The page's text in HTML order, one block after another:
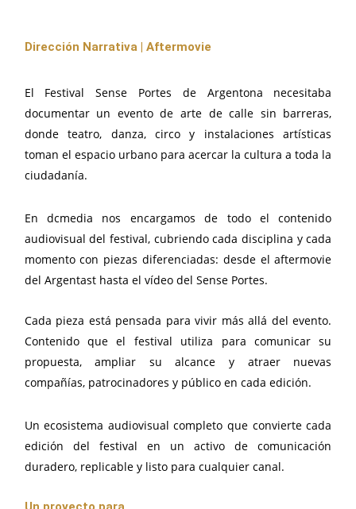
Dirección Narrativa | Aftermovie
El Festival Sense Portes de Argentona necesitaba
documentar un evento de arte de calle sin barreras,
donde teatro, danza, circo y instalaciones artísticas
toman el espacio urbano para acercar la cultura a toda la
ciudadanía.
En dcmedia nos encargamos de todo el contenido
audiovisual del festival, cubriendo cada disciplina y cada
momento con piezas diferenciadas: desde el aftermovie
del Argentast hasta el vídeo del Sense Portes.
Cada pieza está pensada para vivir más allá del evento.
Contenido que el festival utiliza para comunicar su
propuesta, ampliar su alcance y atraer nuevas
compañías, patrocinadores y público en cada edición.
Un ecosistema audiovisual completo que convierte cada
edición del festival en un activo de comunicación
duradero, replicable y listo para cualquier canal.